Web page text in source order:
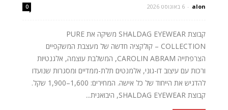
alon
- 6 באוגוסט 2026 0
קבוצת SHALDAG EYEWEAR משיקה את PURE
COLLECTION – קולקציה חדשה של מעצבת המשקפיים
הצרפתייה CAROLIN ABRAM, המשלבת עוצמה, אלגנטיות
ורכות עם עיצוב דו-גוני, אלמנטים תלת-ממדיים ומסגרות שנועדו
להדגיש את הייחוד של כל אישה. המחירים: 1,600–1,900 שקל.
קבוצת SHALDAG EYEWEAR, היבואנית...